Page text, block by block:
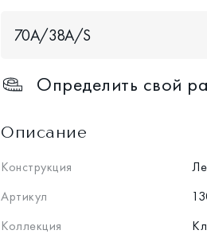
70A/38A/S
Определить свой
Описание
Конструкция
Артикул
Коллекция